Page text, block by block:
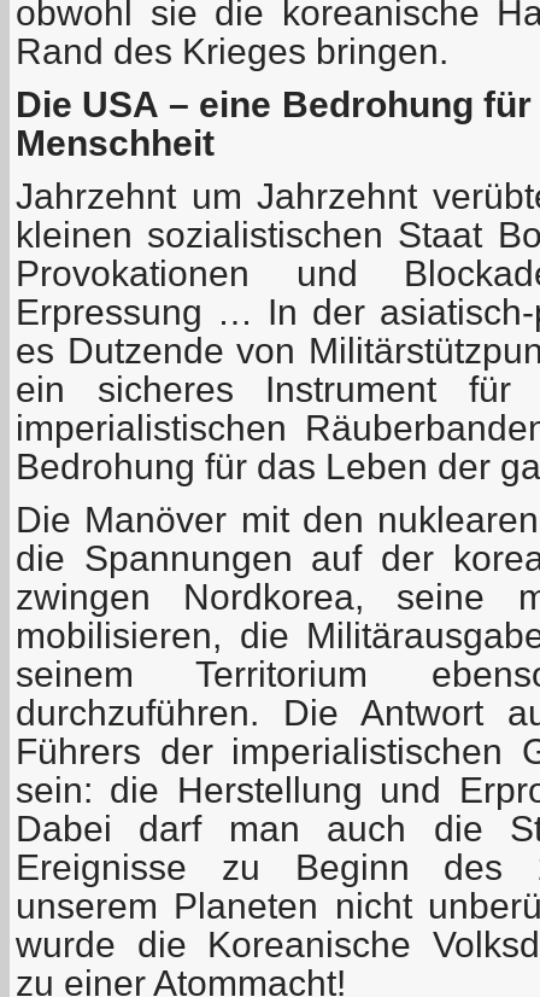
obwohl sie die koreanische
Rand des Krieges bringen.
Die USA – eine Bedrohung
Menschheit
Jahrzehnt um Jahrzehnt
kleinen sozialistischen Staat
Provokationen und
Erpressung … In der
es Dutzende von
ein sicheres Instrument für
imperialistischen
Bedrohung für das Leben der
Die Manöver mit den
die Spannungen auf der
zwingen Nordkorea, seine
mobilisieren, die
seinem Territorium
durchzuführen. Die Antwort
Führers der imperialistischen
sein: die Herstellung und
Dabei darf man auch die
Ereignisse zu Beginn des
unserem Planeten nicht
wurde die Koreanische
zu einer Atommacht!